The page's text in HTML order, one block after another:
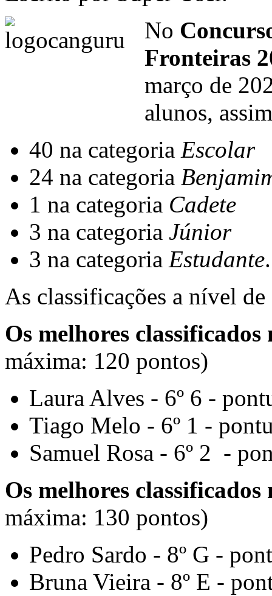
No
Fronteiras
março de
alunos,
40 na categoria Escolar
24 na categoria
1 na categoria Cadete
3 na categoria Júnior
3 na categoria Estudante.
As classificações a nível de
Os melhores
máxima: 120 pontos)
Laura Alves - 6º 6 -
Tiago Melo - 6º 1 -
Samuel Rosa - 6º 2 -
Os melhores
máxima: 130 pontos)
Pedro Sardo - 8º G -
Bruna Vieira - 8º E -